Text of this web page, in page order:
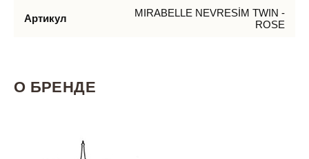
Артикул
MIRABELLE NEVRESİM TWIN -
ROSE
О БРЕНДЕ